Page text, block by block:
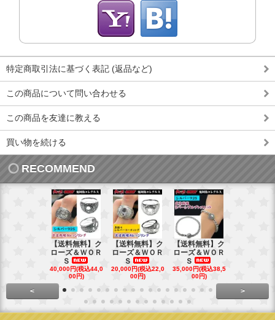
特定商取引法に基づく表記 (返品など)
この商品について問い合わせる
この商品を友達に教える
買い物を続ける
RECOMMEND
【送料無料】ク
ローズ＆ＷＯＲ
Ｓ
40,000円(税込44,0
00円)
【送料無料】ク
ローズ＆ＷＯＲ
Ｓ
20,000円(税込22,0
00円)
【送料無料】ク
ローズ＆ＷＯＲ
Ｓ
35,000円(税込38,5
00円)
< >